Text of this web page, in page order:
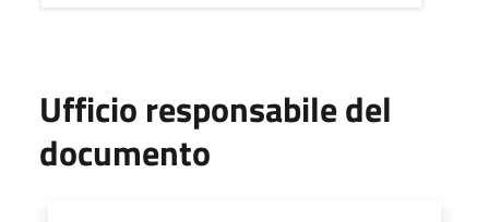
Ufficio responsabile del
documento